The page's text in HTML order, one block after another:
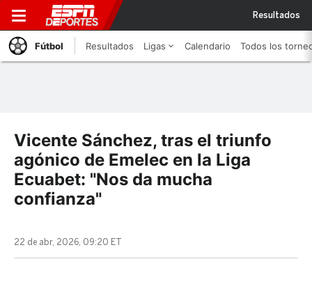
Resultados
Fútbol Resultados Ligas Calendario Todos los
Vicente Sánchez, tras el triunfo
agónico de Emelec en la Liga
Ecuabet: "Nos da mucha
confianza"
22 de abr, 2026, 09:20 ET